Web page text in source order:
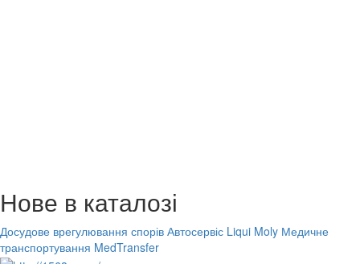
Нове в каталозі
Досудове врегулювання спорів Автосервіс Liqui Moly Медичне
транспортування MedTransfer